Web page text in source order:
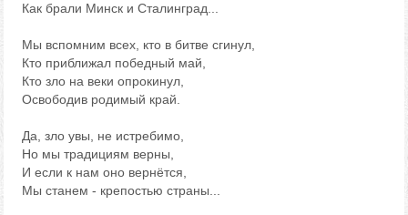
Как брали Минск и Сталинград...
Мы вспомним всех, кто в битве сгинул,
Кто приближал победный май,
Кто зло на веки опрокинул,
Освободив родимый край.
Да, зло увы, не истребимо,
Но мы традициям верны,
И если к нам оно вернётся,
Мы станем - крепостью страны...